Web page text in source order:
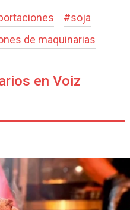
#soja
de maquinarias
en Voiz